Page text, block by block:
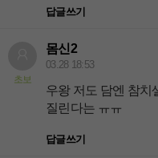
답글쓰기
초보
몸신2
03.28 18:53
우왕 저도 담엔 참치
질린다는 ㅠㅠ
답글쓰기